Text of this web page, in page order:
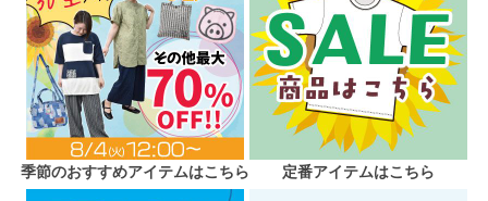
季節のおすすめアイテムはこちら 定番アイテムはこちら